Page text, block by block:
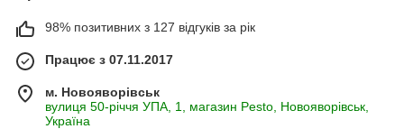
98% позитивних з 127 відгуків за рік
Працює з 07.11.2017
м. Новояворівськ
вулиця 50-річчя УПА, 1, магазин Pesto, Новояворівськ,
Україна